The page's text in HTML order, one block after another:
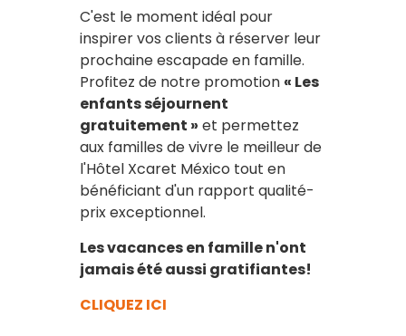
C'est le moment idéal pour
inspirer vos clients à réserver leur
prochaine escapade en famille.
Profitez de notre promotion « Les
enfants séjournent
gratuitement » et permettez
aux familles de vivre le meilleur de
l'Hôtel Xcaret México tout en
bénéficiant d'un rapport qualité-
prix exceptionnel.
Les vacances en famille n'ont
jamais été aussi gratifiantes!
CLIQUEZ ICI